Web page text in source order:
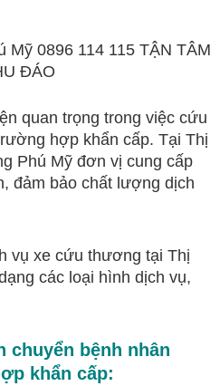
Mỹ 0896 114 115 TẬN TÂM
ĐÁO
quan trọng trong việc cứu
hợp khẩn cấp. Tại Thị
Phú Mỹ đơn vị cung cấp
đảm bảo chất lượng dịch
vụ xe cứu thương tại Thị
các loại hình dịch vụ,
chuyển bệnh nhân
khẩn cấp: